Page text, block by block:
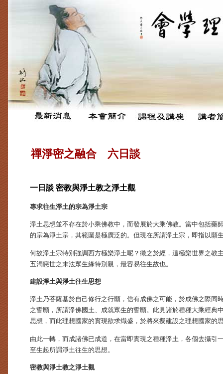
禪淨密之融合 六日談
一日談 密教與淨土教之淨土觀
專求往生淨土的宗為淨土宗
淨土思想並不存在於小乘佛教中，而發展於大乘佛教。當中包括藥
的宗為淨土宗，其範圍是極廣泛的。但現在所謂淨土宗，即指以願
何故淨土宗特別強調西方極樂淨土呢？徵之於經，這極樂世界之教
五濁惡世之末法眾生緣特別親，最容易往生故也。
建設淨土與淨土往生思想
淨土乃菩薩基於自己修行之行願，信有成佛之可能，於成佛之際同
之誓願，所謂淨佛國土、成就眾生的誓願。此見諸於種種大乘經典
思想，而此理想國家的實現欲求熾盛，於將來擬建設之理想國家的
由此一轉，而成諸佛已成道，在當即實現之種種淨土，各個去攝引
至生起所謂淨土往生的思想。
密教與淨土教之淨土觀